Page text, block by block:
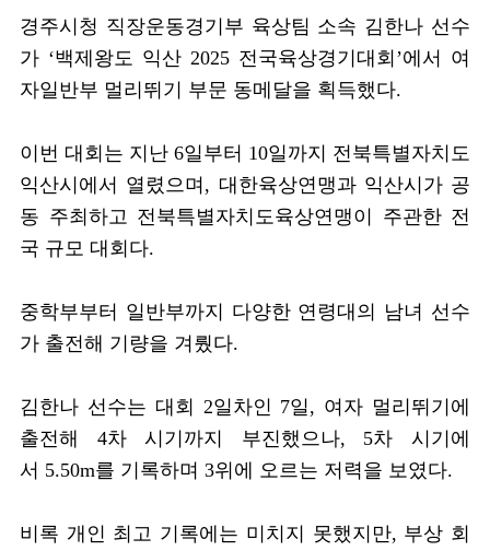
경주시청 직장운동경기부 육상팀 소속 김한나 선수
가 ‘백제왕도 익산 2025 전국육상경기대회 ’에서 여
자일반부 멀리뛰기 부문 동메달을 획득했다.
이번 대회는 지난 6일부터 10일까지 전북특별자치도
익산시에서 열렸으며 , 대한육상연맹과 익산시가 공
동 주최하고 전북특별자치도육상연맹이 주관한 전
국 규모 대회다.
중학부부터 일반부까지 다양한 연령대의 남녀 선수
가 출전해 기량을 겨뤘다.
김한나 선수는 대회 2일차인 7일, 여자 멀리뛰기에
출전해 4차 시기까지 부진했으나, 5차 시기에
서 5.50m를 기록하며 3위에 오르는 저력을 보였다.
비록 개인 최고 기록에는 미치지 못했지만, 부상 회